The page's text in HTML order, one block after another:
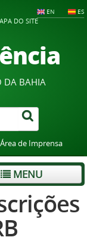
EN ES
DO SITE
DA BAHIA
Área de Imprensa
MENU